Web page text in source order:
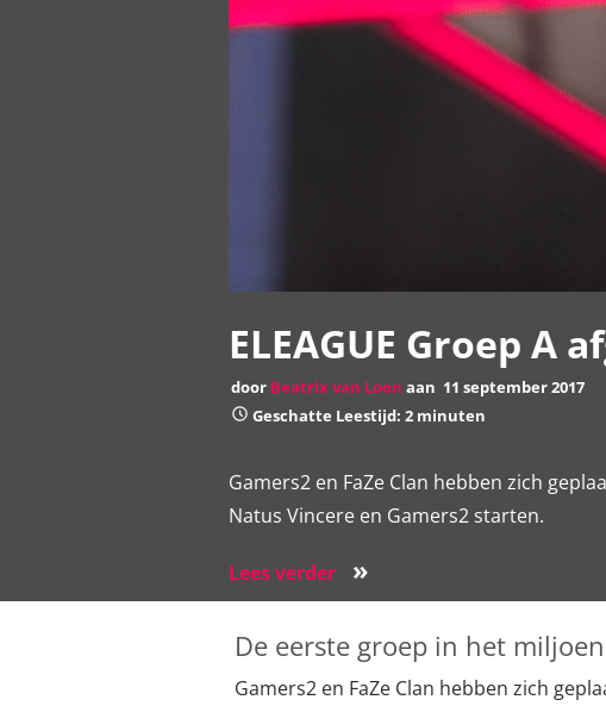
ELEAGUE Groep A
door Beatrix van Loon aan 11 september 2017
Geschatte Leestijd: 2 minuten
Gamers2 en FaZe Clan hebben zich
Natus Vincere en Gamers2 starten.
Lees verder »
De eerste groep in het
Gamers2 en FaZe Clan hebben zich